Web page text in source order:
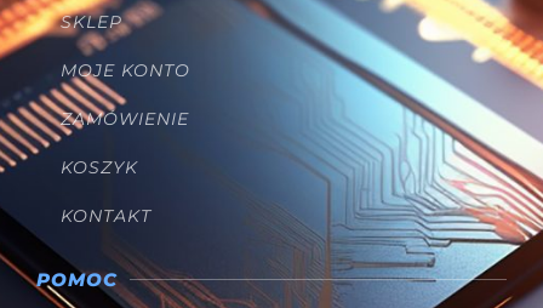
SKLEP
MOJE KONTO
ZAMÓWIENIE
KOSZYK
KONTAKT
POMOC